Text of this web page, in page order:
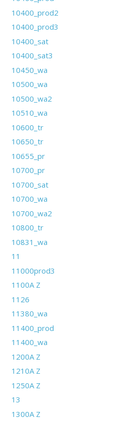
10400_prod2
10400_prod3
10400_sat
10400_sat3
10450_wa
10500_wa
10500_wa2
10510_wa
10600_tr
10650_tr
10655_pr
10700_pr
10700_sat
10700_wa
10700_wa2
10800_tr
10831_wa
11
11000prod3
1100A Z
1126
11380_wa
11400_prod
11400_wa
1200A Z
1210A Z
1250A Z
13
1300A Z